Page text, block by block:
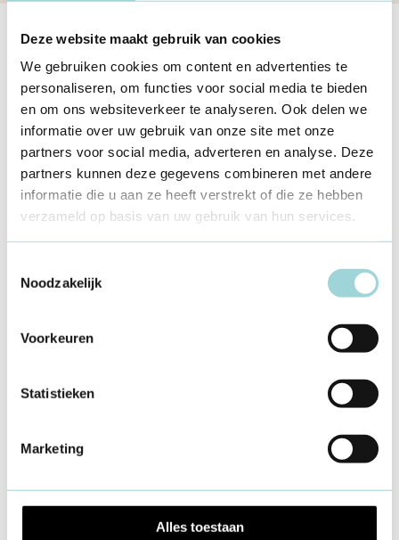
Deze website maakt gebruik van cookies
We gebruiken cookies om content en advertenties te
personaliseren, om functies voor social media te bieden
en om ons websiteverkeer te analyseren. Ook delen we
informatie over uw gebruik van onze site met onze
partners voor social media, adverteren en analyse. Deze
partners kunnen deze gegevens combineren met andere
informatie die u aan ze heeft verstrekt of die ze hebben
verzameld op basis van uw gebruik van hun services.
Noodzakelijk
Voorkeuren
Statistieken
Marketing
Alles toestaan
Onze medewerkers
Aanspreekpunt Integriteit
(API)